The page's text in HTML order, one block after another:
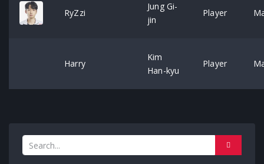
RyZzi
Jung Gi-
jin
Player
Harry
Kim
Han-kyu
Player